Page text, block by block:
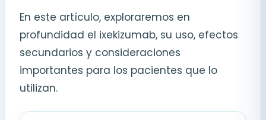
En este artículo, exploraremos en
profundidad el ixekizumab, su uso, efectos
secundarios y consideraciones
importantes para los pacientes que lo
utilizan.